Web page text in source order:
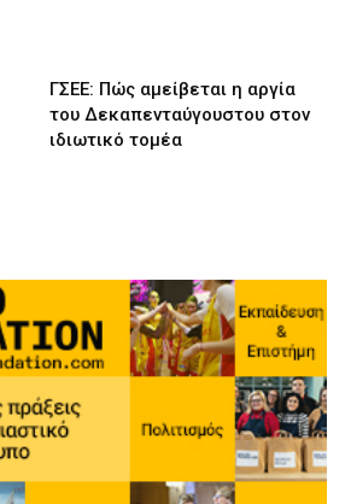
ΓΣΕΕ: Πώς αμείβεται η αργία
του Δεκαπενταύγουστου στον
ιδιωτικό τομέα